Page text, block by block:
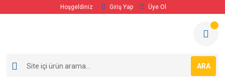
Hoşgeldiniz Giriş Yap Üye Ol
ARA